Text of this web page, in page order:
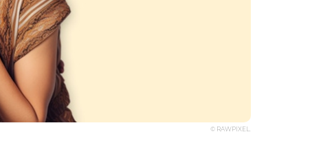
© RAWPIXEL.